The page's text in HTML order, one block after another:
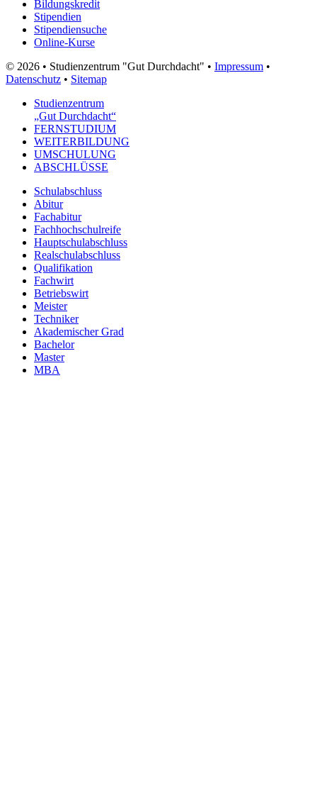
Bildungskredit
Stipendien
Stipendiensuche
Online-Kurse
© 2026 • Studienzentrum "Gut Durchdacht" • Impressum •
Datenschutz • Sitemap
Studienzentrum
„Gut Durchdacht“
FERNSTUDIUM
WEITERBILDUNG
UMSCHULUNG
ABSCHLÜSSE
Schulabschluss
Abitur
Fachabitur
Fachhochschulreife
Hauptschulabschluss
Realschulabschluss
Qualifikation
Fachwirt
Betriebswirt
Meister
Techniker
Akademischer Grad
Bachelor
Master
MBA